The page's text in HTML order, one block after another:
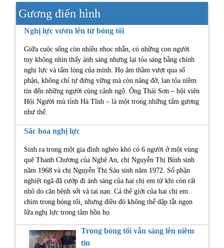
Gương điển hình
Nghị lực vươn lên từ bóng tối
Giữa cuộc sống còn nhiều nhọc nhằn, có những con người
tuy không nhìn thấy ánh sáng nhưng lại tỏa sáng bằng chính
nghị lực và tấm lòng của mình. Họ âm thầm vượt qua số
phận, không chỉ tự đứng vững mà còn nâng đỡ, lan tỏa niềm
tin đến những người cùng cảnh ngộ. Ông Thái Sơn – hội viên
Hội Người mù tỉnh Hà Tĩnh – là một trong những tấm gương
như thế.
Sắc hoa nghị lực
Sinh ra trong một gia đình nghèo khó có 6 người ở một vùng
quê Thanh Chương của Nghệ An, chị Nguyễn Thị Bính sinh
năm 1968 và chị Nguyễn Thị Sáu sinh năm 1972. Số phận
nghiệt ngã đã cướp đi ánh sáng của hai chị em từ khi còn rất
nhỏ do căn bệnh sởi và tai nạn. Cả thế giới của hai chị em
chìm trong bóng tối, nhưng điều đó không thể dập tắt ngọn
lửa nghị lực trong tâm hồn họ.
Trong bóng tối vẫn sáng lên niềm
tin